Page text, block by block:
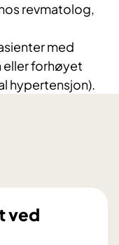
revmatolog,
med
forhøyet
hypertensjon).
ved